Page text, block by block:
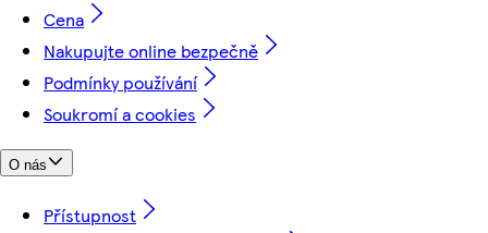
Cena
Nakupujte online bezpečně
Podmínky používání
Soukromí a cookies
O nás
Přístupnost